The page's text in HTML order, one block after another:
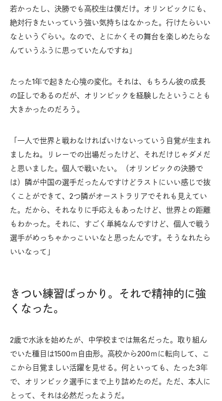
若かったし、決勝でも高校生は僕だけ。オリンピックにも、
絶対行きたいっていう強い気持ちはなかった。行けたらいい
なというぐらい。なので、とにかくその舞台を楽しめたらな
んていうふうに思っていたんですね」
たった1年で起きた心境の変化。それは、もちろん彼の成長
の証しであるのだが、オリンピックを経験したということも
大きかったのだろう。
「一人で世界と戦わなければいけないっていう自覚が生まれ
ましたね。リレーでの出場だったけど、それだけじゃダメだ
と思いました。個人で戦いたい。（オリンピックの決勝で
は）隣が中国の選手だったんですけどラストにいい感じで抜
くことができて、2つ隣がオーストラリアでそれも見えてい
た。だから、それなりに手応えもあったけど、世界との距離
もわかった。それに、すごく単純なんですけど、個人で戦う
選手がめっちゃかっこいいなと思ったんです。そうなれたら
いいなって」
きつい練習ばっかり。それで精神的に強
くなった。
2歳で水泳を始めたが、中学校までは無名だった。取り組ん
でいた種目は1500ｍ自由形。高校から200ｍに転向して、こ
こから目覚ましい活躍を見せる。何といっても、たった3年
で、オリンピック選手にまで上り詰めたのだ。ただ、本人に
とって、それは必然だったようだ。